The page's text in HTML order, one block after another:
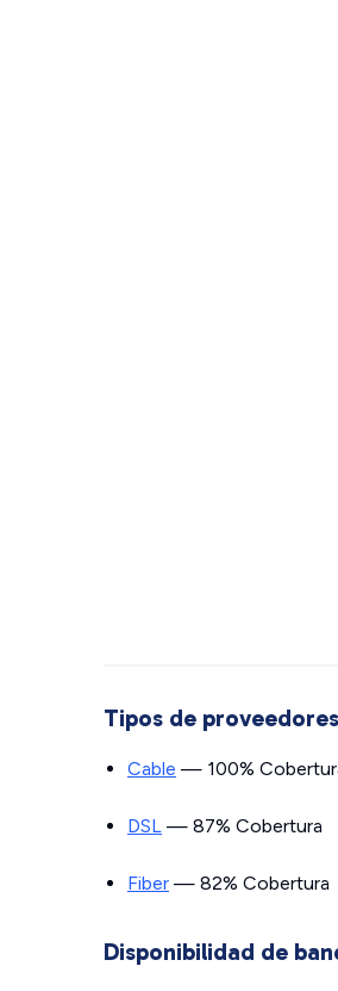
Tipos de
Cable — 100%
DSL — 87% Cobertura
Fiber — 82% Cobertura
Disponibilidad de